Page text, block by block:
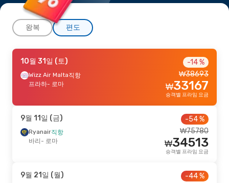
왕복 편도
9월 23일 (수)- 9월 24일 (목)
Ryanair 직항
몰타- 로마
-35 %
95379
₩
61920
10월 23일 (금)
Ryanair 직항
80021
₩
10월 31일 (토)
Wizz Air Malta직항
프라하- 로마
-14 %
38693
₩
33167
₩
승객별 프라임 요금
9월 11일 (금)
Ryanair직항
바리 - 로마
-54 %
75780
₩
34513
₩
승객별 프라임 요금
9월 21일 (월)
-44 %